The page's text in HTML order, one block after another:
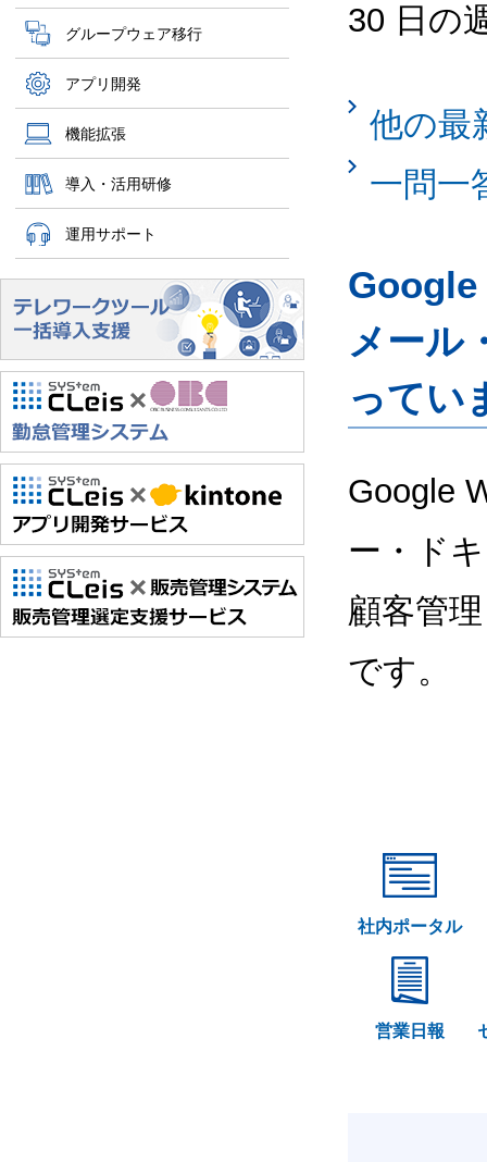
グループウェア移行
アプリ開発
機能拡張
導入・活用研修
運用サポート
30 日の
他の最
一問一
Google
メール
ってい
Google
ー・ド
顧客管
です。
社内ポータル
営業日報